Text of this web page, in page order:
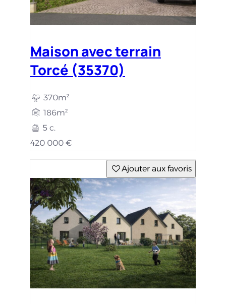
Maison avec terrain
Torcé (35370)
370m²
186m²
5 c.
420 000 €
Ajouter aux favoris